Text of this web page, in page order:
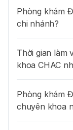
Phòng khám
chi nhánh?
Thời gian làm
khoa CHAC
Phòng khám
chuyên khoa